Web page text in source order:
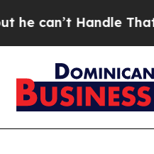
Handle That Truth